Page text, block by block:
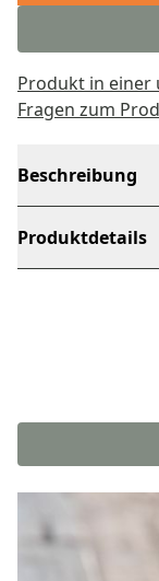
Produkt in einer
Fragen zum
Beschreibung
Produktdetails